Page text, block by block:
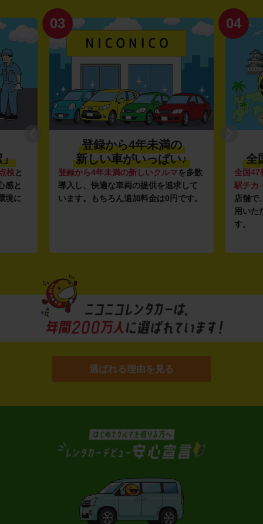
」
検と
感と
境に
03
登録から4年未満の
新しい車がいっぱい♪
登録から4年未満の新しいクルマを多数
導入し、快適な車両の提供を追求して
います。もちろん追加料金は0円です。
04
全
全国47
駅チカ
店舗で
用いた
す。
選ばれる理由を見る